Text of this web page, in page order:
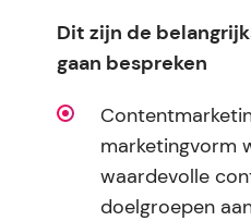
Dit zijn de
gaan bespreken
marketingvorm
waardevolle
doelgroepen